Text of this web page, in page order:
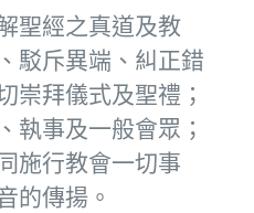
聖經之真道及教
駁斥異端、糾正錯
崇拜儀式及聖禮；
執事及一般會眾；
施行教會一切事
的傳揚。